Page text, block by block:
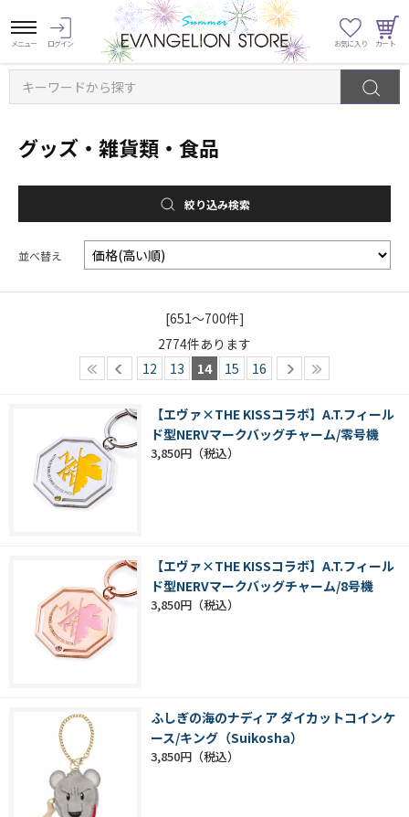
キーワードから探す
グッズ・雑貨類・食品
絞り込み検索
並べ替え
[651～700件]
2774件あります
12
13 14 15 16
【エヴァ×THE KISSコラボ】A.T.フィール
ド型NERVマークバッグチャーム/零号機
3,850円
【エヴァ×THE KISSコラボ】A.T.フィール
ド型NERVマークバッグチャーム/8号機
3,850円
ふしぎの海のナディア ダイカットコインケ
ース/キング（Suikosha）
3,850円